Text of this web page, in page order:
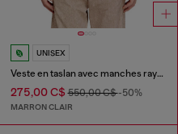
UNISEX
Veste en taslan avec manches rayées
275,00 C$550,00 C$-50%
MARRON CLAIR